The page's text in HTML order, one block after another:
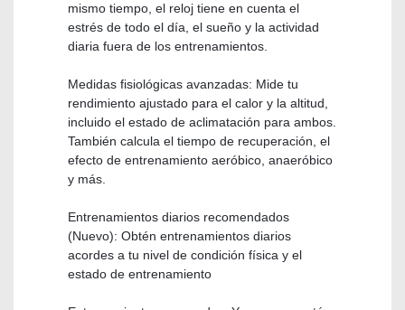
mismo tiempo, el reloj tiene en cuenta el
estrés de todo el día, el sueño y la actividad
diaria fuera de los entrenamientos.
Medidas fisiológicas avanzadas: Mide tu
rendimiento ajustado para el calor y la altitud,
incluido el estado de aclimatación para ambos.
También calcula el tiempo de recuperación, el
efecto de entrenamiento aeróbico, anaeróbico
y más.
Entrenamientos diarios recomendados
(Nuevo): Obtén entrenamientos diarios
acordes a tu nivel de condición física y el
estado de entrenamiento